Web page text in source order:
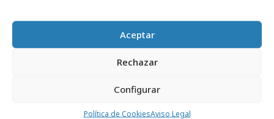
Aceptar
Rechazar
Configurar
Política de CookiesAviso Legal